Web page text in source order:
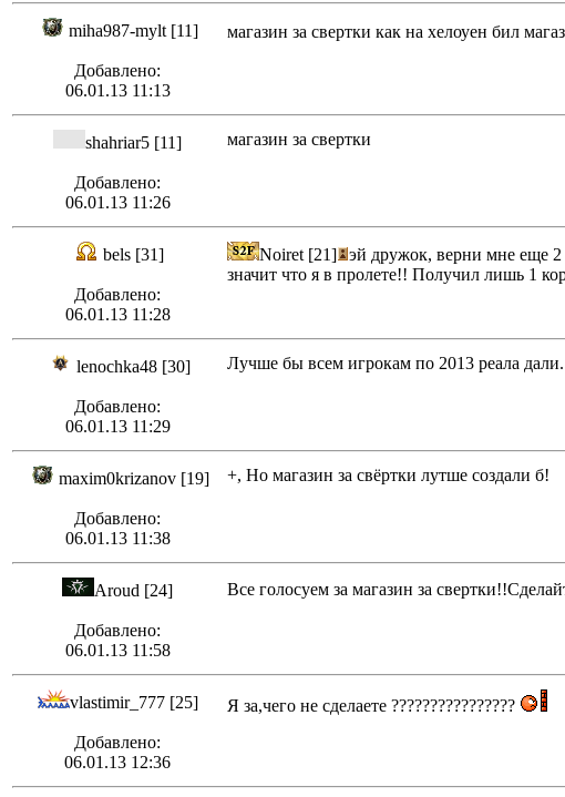
miha987-mylt [11]
Добавлено:
06.01.13 11:13
магазин за свертки как на хелоуен бил
shahriar5 [11]
Добавлено:
06.01.13 11:26
магазин за свертки
bels [31]
Добавлено:
06.01.13 11:28
Noiret [21]
эй дружок, верни мне еще 2
значит что я в пролете!! Получил лишь 1
lenochka48 [30]
Добавлено:
06.01.13 11:29
Лучше бы всем игрокам по 2013 реала
maxim0krizanov [19]
Добавлено:
06.01.13 11:38
+, Но магазин за свёртки лутше создали б!
Aroud [24]
Добавлено:
06.01.13 11:58
Все голосуем за магазин за
vlastimir_777 [25]
Добавлено:
06.01.13 12:36
Я за,чего не сделаете ????????????????